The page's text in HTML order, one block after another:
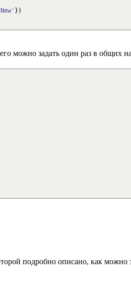
} )
можно задать один раз в общих
подробно описано, как можно